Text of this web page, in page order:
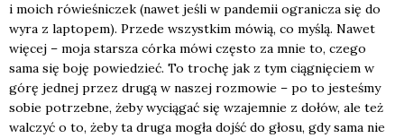
i moich rówie­śni­czek (nawet jeśli w pan­de­mii ogra­ni­cza się do
wyra z lap­to­pem). Przede wszyst­kim mówią, co myślą. Nawet
wię­cej – moja star­sza cór­ka mówi czę­sto za mnie to, cze­go
sama się boję powie­dzieć. To tro­chę jak z tym cią­gnię­ciem w
górę jed­nej przez dru­gą w naszej roz­mo­wie – po to jeste­śmy
sobie potrzeb­ne, żeby wycią­gać się wza­jem­nie z dołów, ale też
wal­czyć o to, żeby ta dru­ga mogła dojść do gło­su, gdy sama nie